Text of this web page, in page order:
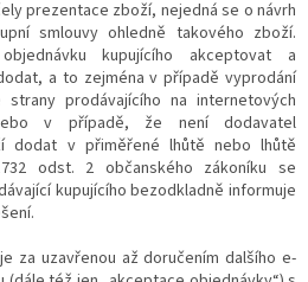
prezentace zboží, nejedná se o návrh
smlouvy ohledně takového zboží.
kupujícího akceptovat a
a to zejména v případě vyprodání
prodávajícího na internetových
v případě, že není dodavatel
dodat v přiměřené lhůtě nebo lhůtě
odst. 2 občanského zákoníku se
kupujícího bezodkladně informuje
za uzavřenou až doručením dalšího e-